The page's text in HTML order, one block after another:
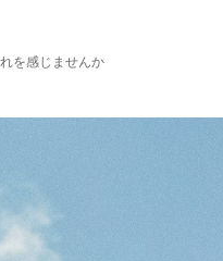
を感じませんか